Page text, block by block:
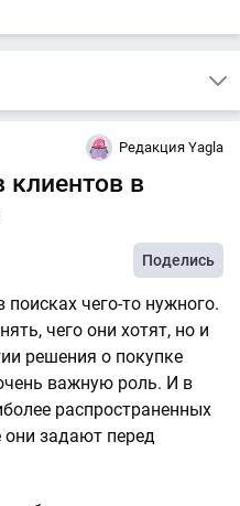
Редакция Yagla
клиентов в
Поделись
чего-то нужного.
чего они хотят, но и
решения о покупке
важную роль. И в
распространенных
они задают перед